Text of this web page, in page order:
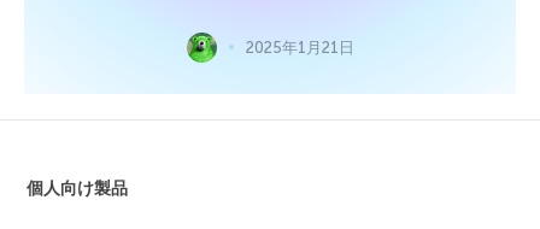
2025年1月21日
個人向け製品